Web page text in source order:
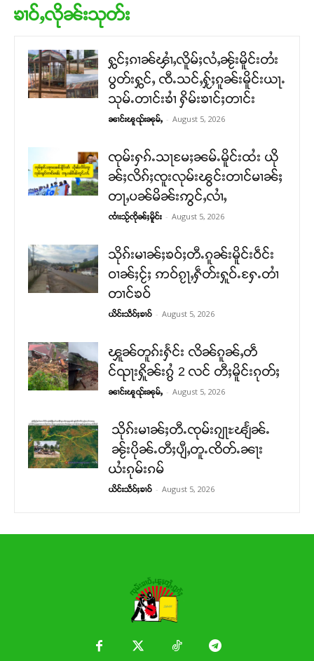
ၶၢဝ်ႇလိုၼ်းသုတ်း
ႁွင်ႈၵၢၼ်ၾၢႆႇလိူမ်ႈလႆႇၼႂ်းမိူင်းတႆး
ပွတ်းႁွင်ႇ ၸီႉသင်ႇႁႂ်ႈၵူၼ်းမိူင်းယႃႉ
သုမ်ႉတၢင်းၶၢႆ ႁိမ်းၶၢင်ႈတၢင်း
ၼၢင်းၽူၺ်းၼုမ်ႇ - August 5, 2026
ၸုမ်းႁၵ်ႉသႃမႄႈၼမ်ႉမိူင်းထႆး ယို
ၼ်ႈလိၵ်ႈၸူးလုမ်းၽွင်းတၢင်မၢၼ်ႈ
တႃႇပၼ်မိၼ်းဢွင်ႇလၢႆႇ
ၸၢႆးသႂ်ၸိုၼ်ႈမိူင်း - August 5, 2026
သိုၵ်းမၢၼ်ႈၶဝ်ႈတီႉၵူၼ်းမိူင်းဝဵင်း
ဝၢၼ်ႈငႂ်ႈ ဢဝ်ၵႂႃႇႁဵတ်းႁူဝ်ႉႁႄႉတၢႆ
တၢင်ၶဝ်
ယိင်းသဵဝ်ႈၶၢဝ် - August 5, 2026
ၾူၼ်တူၵ်းႁႅင်း လိၼ်ၵူၼ်ႇတဵ
င်ၺႃးႁိူၼ်းၵွႆ 2 လင် တီႈမိူင်းၵုတ်ႈ
ၼၢင်းၽူၺ်းၼုမ်ႇ - August 5, 2026
သိုၵ်းမၢၼ်ႈတီႉၸုမ်းၵျႃႊၽျႅၼ်ႉ
ၼႂ်းပိုၼ်ႉတီႈပျီႇတူႉၸိတ်ႉၼႃး
ယႆးၵုမ်းၵမ်
ယိင်းသဵဝ်ႈၶၢဝ် - August 5, 2026